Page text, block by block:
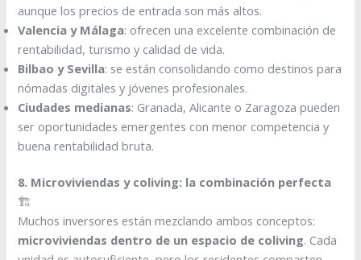
aunque los precios de entrada son más altos.
Valencia y Málaga: ofrecen una excelente combinación de
rentabilidad, turismo y calidad de vida.
Bilbao y Sevilla: se están consolidando como destinos para
nómadas digitales y jóvenes profesionales.
Ciudades medianas: Granada, Alicante o Zaragoza pueden
ser oportunidades emergentes con menor competencia y
buena rentabilidad bruta.
8. Microviviendas y coliving: la combinación perfecta
🏗️
Muchos inversores están mezclando ambos conceptos:
microviviendas dentro de un espacio de coliving. Cada